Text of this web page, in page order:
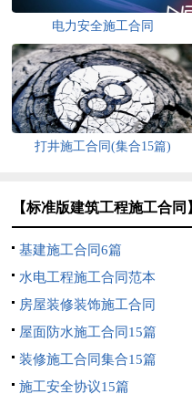
电力安全施工合同
打井施工合同(集合15篇)
【标准版建筑工程施工合同
基建施工合同6篇
水电工程施工合同范本
房屋装修装饰施工合同
屋面防水施工合同15篇
装修施工合同集合15篇
施工安全协议15篇